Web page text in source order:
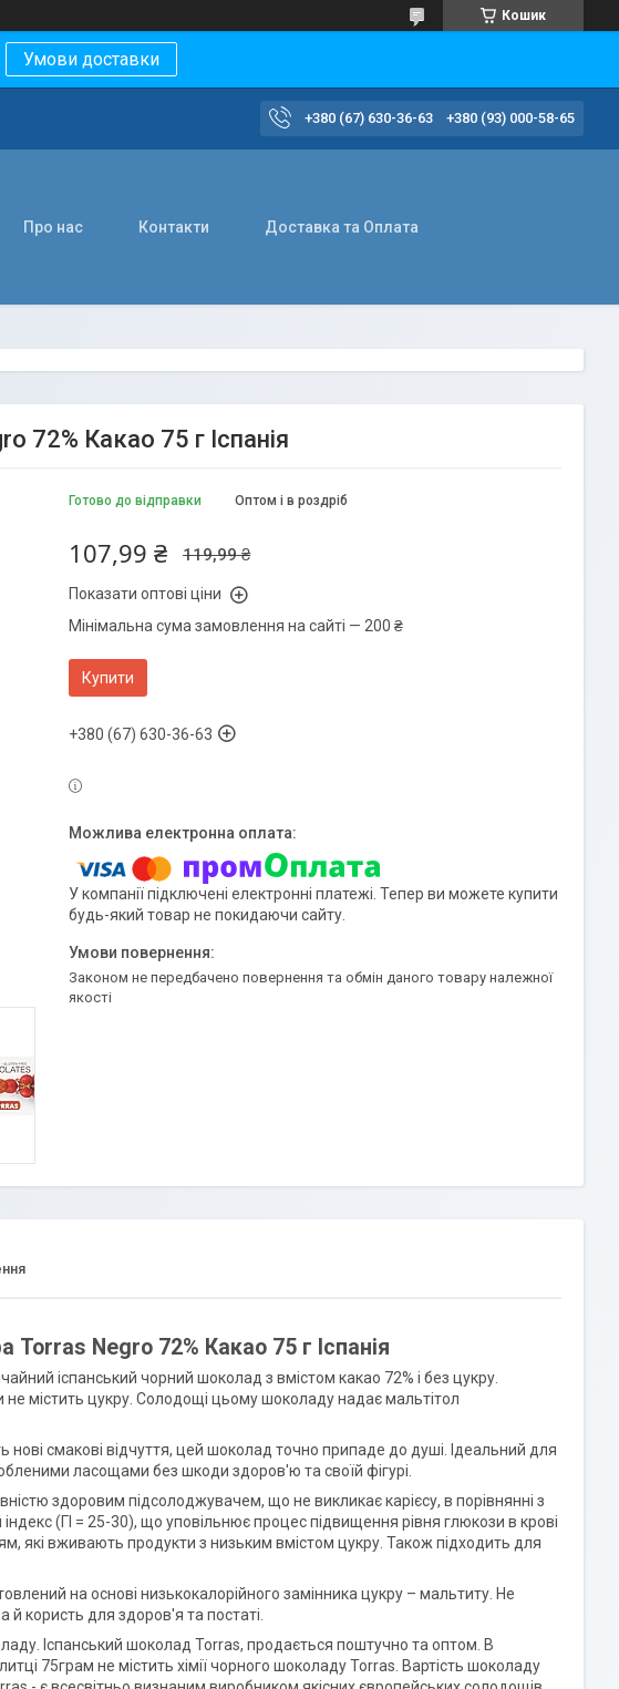
Кошик
Умови доставки
+380 (67) 630-36-63 +380 (93) 000-58-65
Про нас Контакти Доставка та Оплата
72% Какао 75 г Іспанія
Готово до відправки Оптом і в роздріб
119,99 ₴
107,99 ₴
Показати оптові ціни
Мінімальна сума замовлення на сайті — 200 ₴
Купити
+380 (67) 630-36-63
У компанії підключені електронні платежі. Тепер ви можете купити
будь-який товар не покидаючи сайту.
Законом не передбачено повернення та обмін даного товару належної
якості
Negro 72% Какао 75 г Іспанія
іспанський чорний шоколад з вмістом какао 72% і без цукру.
містить цукру. Солодощі цьому шоколаду надає мальтітол
смакові відчуття, цей шоколад точно припаде до душі. Ідеальний для
ласощами без шкоди здоров'ю та своїй фігурі.
здоровим підсолоджувачем, що не викликає карієсу, в порівнянні з
(ГІ = 25-30), що уповільнює процес підвищення рівня глюкози в крові
які вживають продукти з низьким вмістом цукру. Також підходить для
на основі низькокалорійного замінника цукру – мальтиту. Не
користь для здоров'я та постаті.
Іспанський шоколад Torras, продається поштучно та оптом. В
75грам не містить хімії чорного шоколаду Torras. Вартість шоколаду